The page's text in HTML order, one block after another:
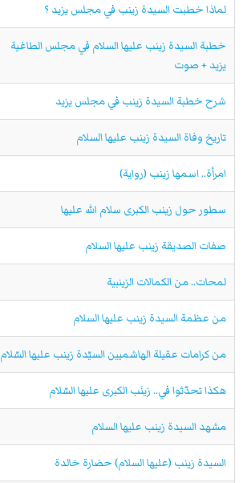
لماذا خطبت السيدة زينب في مجلس يزيد ؟
خطبة السيدة زينب عليها السلام في مجلس الطاغية
يزيد + صوت
شرح خطبة السيدة زينب في مجلس يزيد
تاريخ وفاة السيدة زينب عليها السلام
امرأة.. اسمها زينب (رواية)
سطور حول زينب الكبرى سلام الله عليها
صفات الصديقة زينب عليها السلام
لمحات.. من الكمالات الزينبية
من عظمة السيدة زينب علیها السلام
من كرامات عقيلة الهاشميين السيّدة زينب عليها السّلام
هكذا تحدّثوا في.. زينَب الكبرى عليها السّلام
مشهد السيدة زينب عليها السلام
السيدة زينب (عليها السلام) حضارة خالدة